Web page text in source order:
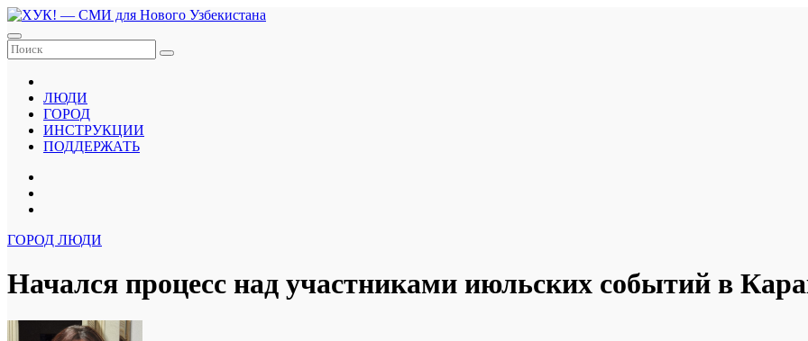
Перейти
к
содержанию
ЛЮДИ
ГОРОД
ИНСТРУКЦИИ
ПОДДЕРЖАТЬ
ГОРОД ЛЮДИ
Начался процесс над участниками июльских событий в